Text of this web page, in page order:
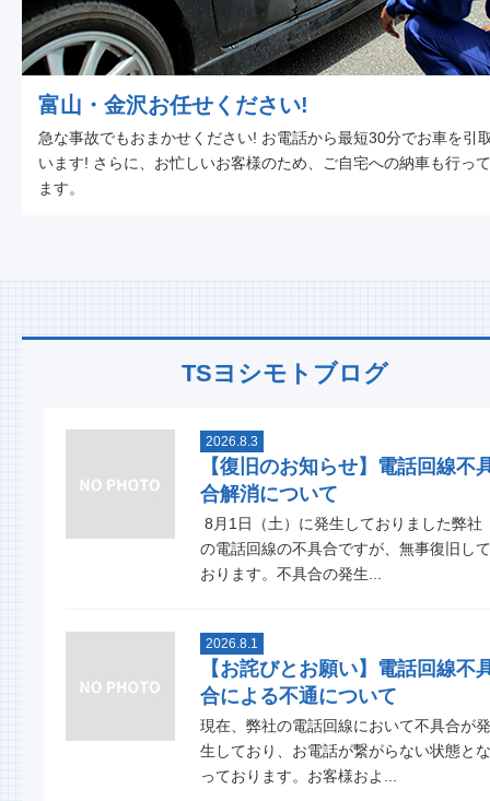
富山・金沢お任せください!
急な事故でもおまかせください! お電話から最短30分でお車を引
います! さらに、お忙しいお客様のため、ご自宅への納車も行っ
ます。
TSヨシモトブログ
2026.8.3
【復旧のお知らせ】電話回線不
合解消について
8月1日（土）に発生しておりました弊社
の電話回線の不具合ですが、無事復旧して
おります。不具合の発生...
2026.8.1
【お詫びとお願い】電話回線不
合による不通について
現在、弊社の電話回線において不具合が発
生しており、お電話が繋がらない状態とな
っております。お客様およ...